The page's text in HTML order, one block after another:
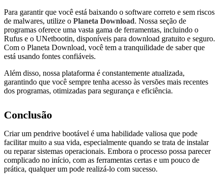
Para garantir que você está baixando o software correto e sem riscos
de malwares, utilize o Planeta Download. Nossa seção de
programas oferece uma vasta gama de ferramentas, incluindo o
Rufus e o UNetbootin, disponíveis para download gratuito e seguro.
Com o Planeta Download, você tem a tranquilidade de saber que
está usando fontes confiáveis.
Além disso, nossa plataforma é constantemente atualizada,
garantindo que você sempre tenha acesso às versões mais recentes
dos programas, otimizadas para segurança e eficiência.
Conclusão
Criar um pendrive bootável é uma habilidade valiosa que pode
facilitar muito a sua vida, especialmente quando se trata de instalar
ou reparar sistemas operacionais. Embora o processo possa parecer
complicado no início, com as ferramentas certas e um pouco de
prática, qualquer um pode realizá-lo com sucesso.